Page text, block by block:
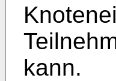
kann.